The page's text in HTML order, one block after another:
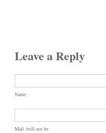
Leave a Reply
Name
Mail (will not be